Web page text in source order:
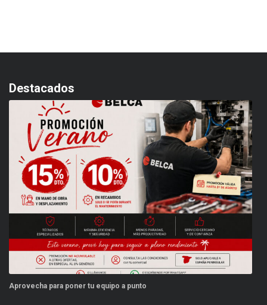
Destacados
Aprovecha para poner tu equipo a punto